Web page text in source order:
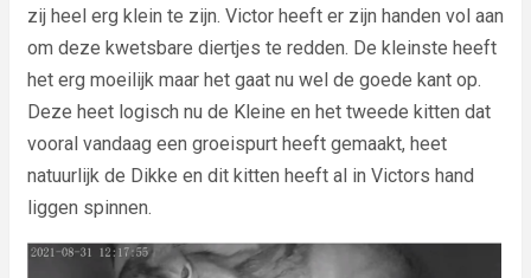
zij heel erg klein te zijn. Victor heeft er zijn handen vol aan
om deze kwetsbare diertjes te redden. De kleinste heeft
het erg moeilijk maar het gaat nu wel de goede kant op.
Deze heet logisch nu de Kleine en het tweede kitten dat
vooral vandaag een groeispurt heeft gemaakt, heet
natuurlijk de Dikke en dit kitten heeft al in Victors hand
liggen spinnen.